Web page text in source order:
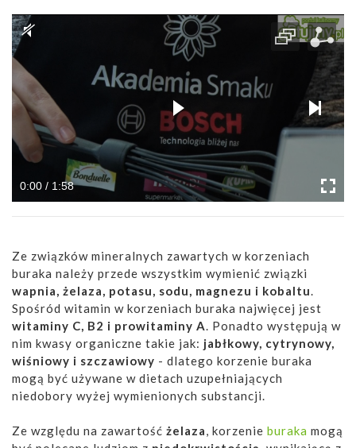
0:00 / 1:58
Ze związków mineralnych zawartych w korzeniach
buraka należy przede wszystkim wymienić związki
wapnia, żelaza, potasu, sodu, magnezu i kobaltu.
Spośród witamin w korzeniach buraka najwięcej jest
witaminy C, B2 i prowitaminy A. Ponadto występują w
nim kwasy organiczne takie jak: jabłkowy, cytrynowy,
wiśniowy i szczawiowy - dlatego korzenie buraka
mogą być używane w dietach uzupełniających
niedobory wyżej wymienionych substancji.
Ze względu na zawartość żelaza, korzenie buraka mogą